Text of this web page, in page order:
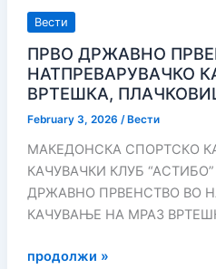
Вести
ПРВО ДРЖАВНО
НАТПРЕВАРУВАЧКО
ВРТЕШКА,
February 3, 2026 / Вести
МАКЕДОНСКА СПОРТСКО
КАЧУВАЧКИ КЛУБ
ДРЖАВНО ПРВЕНСТВО ВО
КАЧУВАЊЕ НА МРАЗ
ПРВО
продолжи »